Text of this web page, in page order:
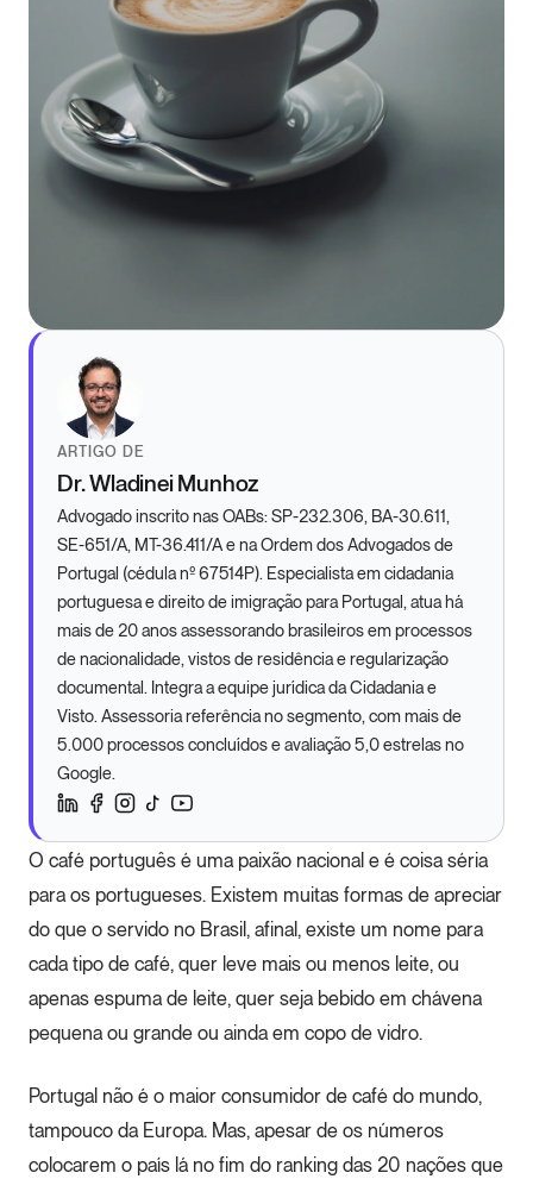
ARTIGO DE
Dr. Wladinei Munhoz
Advogado inscrito nas OABs: SP-232.306, BA-30.611,
SE-651/A, MT-36.411/A e na Ordem dos Advogados de
Portugal (cédula nº 67514P). Especialista em cidadania
portuguesa e direito de imigração para Portugal, atua há
mais de 20 anos assessorando brasileiros em processos
de nacionalidade, vistos de residência e regularização
documental. Integra a equipe jurídica da Cidadania e
Visto. Assessoria referência no segmento, com mais de
5.000 processos concluídos e avaliação 5,0 estrelas no
Google.
O café português é uma paixão nacional e é coisa séria
para os portugueses. Existem muitas formas de apreciar
do que o servido no Brasil, afinal, existe um nome para
cada tipo de café, quer leve mais ou menos leite, ou
apenas espuma de leite, quer seja bebido em chávena
pequena ou grande ou ainda em copo de vidro.
Portugal não é o maior consumidor de café do mundo,
tampouco da Europa. Mas, apesar de os números
colocarem o país lá no fim do ranking das 20 nações que